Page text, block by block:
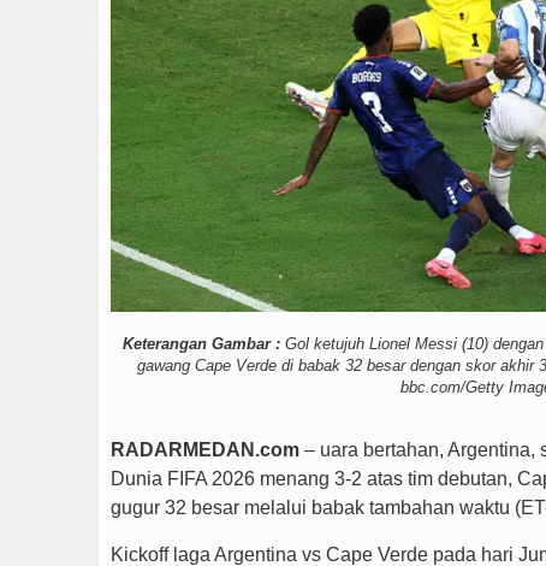
PSG vs Manchester
Keterangan Gambar :Gol ketujuh Lionel Messi (10)
gawang Cape Verde di babak 32 besar dengan skor akhir
bbc.com/Getty
RADARMEDAN.com – uara bertahan, Argentina,
Dunia FIFA 2026 menang 3-2 atas tim debutan,
gugur 32 besar melalui babak tambahan waktu
Kickoff laga Argentina vs Cape Verde pada hari